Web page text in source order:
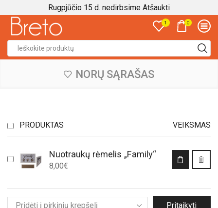
Rugpjūčio 15 d. nedirbsime Atšaukti
1 0
NORŲ SĄRAŠAS
PRODUKTAS VEIKSMAS
Nuotraukų rėmelis „Family“
8,00€
Pritaikyti